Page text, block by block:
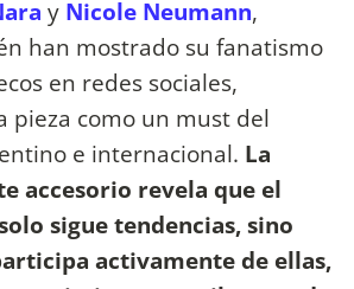
y Nicole Neumann,
han mostrado su fanatismo
en redes sociales,
pieza como un must del
e internacional. La
accesorio revela que el
sigue tendencias, sino
activamente de ellas,